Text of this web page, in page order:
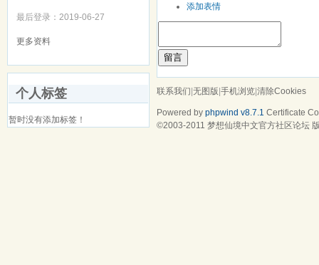
最后登录：2019-06-27
更多资料
个人标签
暂时没有添加标签！
添加表情
留言
联系我们|无图版|手机浏览|清除Cookies
Powered by phpwind v8.7.1 Certificate
©2003-2011 梦想仙境中文官方社区论坛